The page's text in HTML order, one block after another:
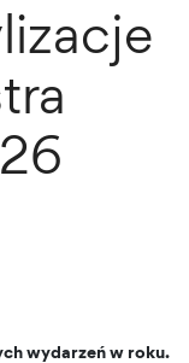
wydarzeń w roku.